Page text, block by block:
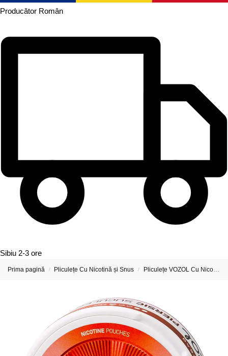
Producător Român
Sibiu 2-3 ore
Prima pagină / Pliculețe Cu Nicotină și Snus / Pliculețe VOZOL Cu Nicotină